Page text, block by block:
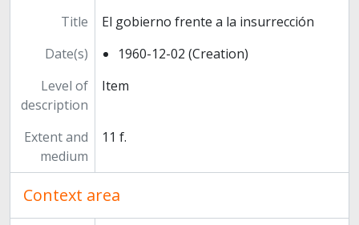
Title
El gobierno frente a la insurrección
Date(s)
1960-12-02 (Creation)
Level of
description
Item
Extent and
medium
11 f.
Context area